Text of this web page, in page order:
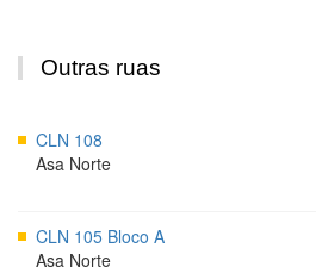
Outras ruas
CLN 108
Asa Norte
CLN 105 Bloco A
Asa Norte